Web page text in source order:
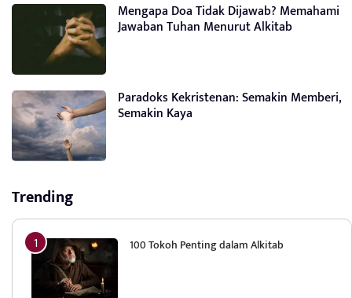
Mengapa Doa Tidak Dijawab? Memahami
Jawaban Tuhan Menurut Alkitab
Paradoks Kekristenan: Semakin Memberi,
Semakin Kaya
Trending
100 Tokoh Penting dalam Alkitab